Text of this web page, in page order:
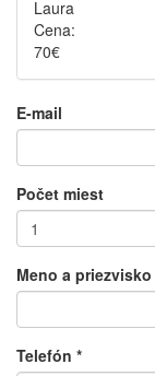
Laura
Cena:
70€
E-mail
Počet miest
Meno a priezvisko
Telefón *